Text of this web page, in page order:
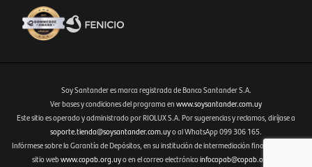
Fenicio eCommerce Uruguay
Soy Santander es marca registrada de Banco Santander S.A.
Ver bases y condiciones del programa en www.soysantander.com.uy
Este sitio es operado y administrado por RIOLUX S.A. Por sugerencias y reclamos, diríjase a
soporte.tienda@soysantander.com.uyo al WhatsApp 099 306 165.
Infórmese sobre la Garantía de Depósitos, en su institución de intermediación financiera, en el
sitio webwww.copab.org.uyo en el correo electrónicoinfocopab@copab.org.uy